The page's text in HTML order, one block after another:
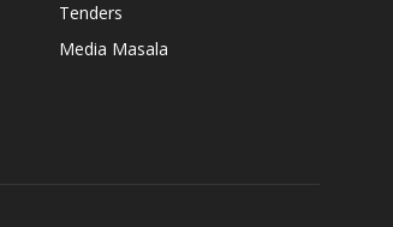
Tenders
Media Masala